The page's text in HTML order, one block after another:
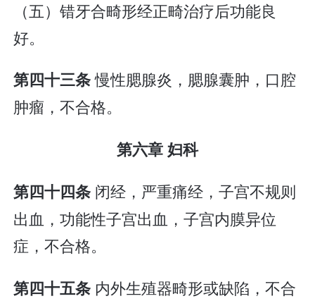
（五）错牙合畸形经正畸治疗后功能良
好。
第四十三条慢性腮腺炎，腮腺囊肿，口腔
肿瘤，不合格。
第六章 妇科
第四十四条 闭经，严重痛经，子宫不规则
出血，功能性子宫出血，子宫内膜异位
症，不合格。
第四十五条 内外生殖器畸形或缺陷，不合